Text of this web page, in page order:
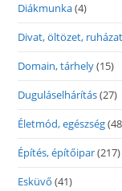
Diákmunka(4)
Divat, öltözet, ruházat
Domain, tárhely(15)
Duguláselhárítás(27)
Életmód, egészség
Építés, építőipar(217)
Esküvő (41)